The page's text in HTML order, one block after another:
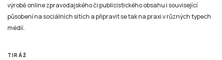
výrobě online zpravodajského či publicistického obsahu i související
působení na sociálních sítích a připravit se tak na praxi v různých typech
médií.
TIRÁŽ